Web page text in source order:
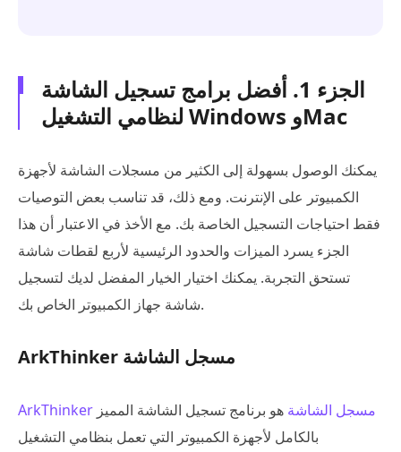
الجزء 1. أفضل برامج تسجيل الشاشة
لنظامي التشغيل Windows وMac
يمكنك الوصول بسهولة إلى الكثير من مسجلات الشاشة لأجهزة
الكمبيوتر على الإنترنت. ومع ذلك، قد تناسب بعض التوصيات
فقط احتياجات التسجيل الخاصة بك. مع الأخذ في الاعتبار أن هذا
الجزء يسرد الميزات والحدود الرئيسية لأربع لقطات شاشة
تستحق التجربة. يمكنك اختيار الخيار المفضل لديك لتسجيل
شاشة جهاز الكمبيوتر الخاص بك.
ArkThinker مسجل الشاشة
ArkThinker مسجل الشاشة هو برنامج تسجيل الشاشة المميز
بالكامل لأجهزة الكمبيوتر التي تعمل بنظامي التشغيل